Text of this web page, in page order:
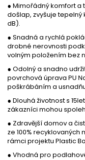
● Mimořádný komfort a
došlap, zvyšuje tepelný
dB).
● Snadná a rychlá
drobné nerovnosti
volným položením bez
● Odolný a snadno
povrchová úprava PU
poškrábáním a
● Dlouhá životnost s
zákazníci mohou
● Zdravější domov a
ze 100%
rámci projektu Plastic
● Vhodná pro